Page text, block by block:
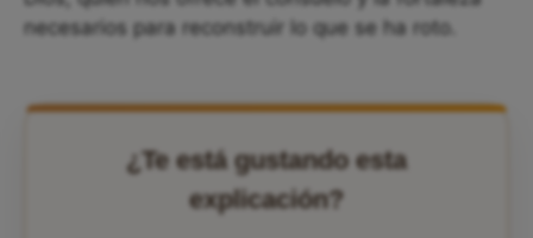
necesarios para reconstruir lo que se ha roto.
¿Te está gustando esta
explicación?